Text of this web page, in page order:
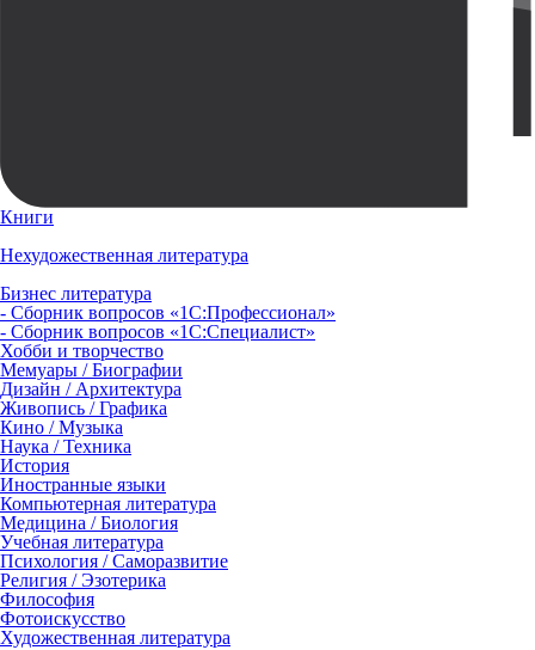
Книги
Нехудожественная литература
Бизнес литература
- Сборник вопросов «1С:Профессионал»
- Сборник вопросов «1С:Специалист»
Хобби и творчество
Мемуары / Биографии
Дизайн / Архитектура
Живопись / Графика
Кино / Музыка
Наука / Техника
История
Иностранные языки
Компьютерная литература
Медицина / Биология
Учебная литература
Психология / Саморазвитие
Религия / Эзотерика
Философия
Фотоискусство
Художественная литература